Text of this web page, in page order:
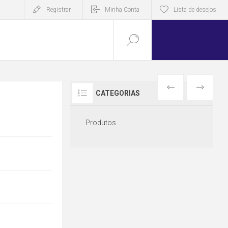
Registrar Minha Conta Lista de desejos
ANTERIORPRÓXIMO
CATEGORIAS
Produtos